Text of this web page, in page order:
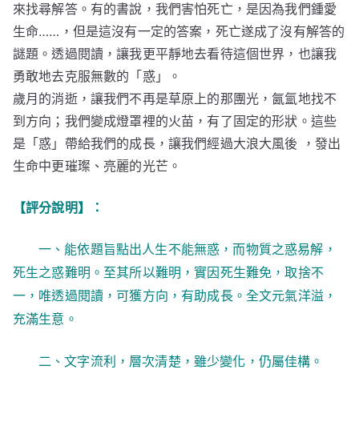
來找尋解答。有的書說，我們害怕死亡，是因為我們鍾愛
生命……，但是這沒有一定的答案，死亡遂成了沒有解答的
謎題。透過閱讀，讓我更平靜地去看待這個世界，也讓我
勇敢地去克服無數的「惑」。
歲月的消逝，讓我們不再是草原上的那團光，氤氳地找不
到方向；我們變成燈罩裡的火苗，有了固定的形狀。這些
是「惑」帶給我們的成長，讓我們經過大浪大風後 ，發出
生命中更璀璨、亮麗的光芒。
【評分說明】：
一、能依題旨點出人生不能無惑，而物質之惑易解，
死生之惑難明。至其所以難明，實因死生難免，取捨不
一，唯透過閱讀，可獲方向，有助成長。全文元氣洋溢，
充滿生意。
二、文字流利，層次清楚，雖少變化，仍屬佳構。